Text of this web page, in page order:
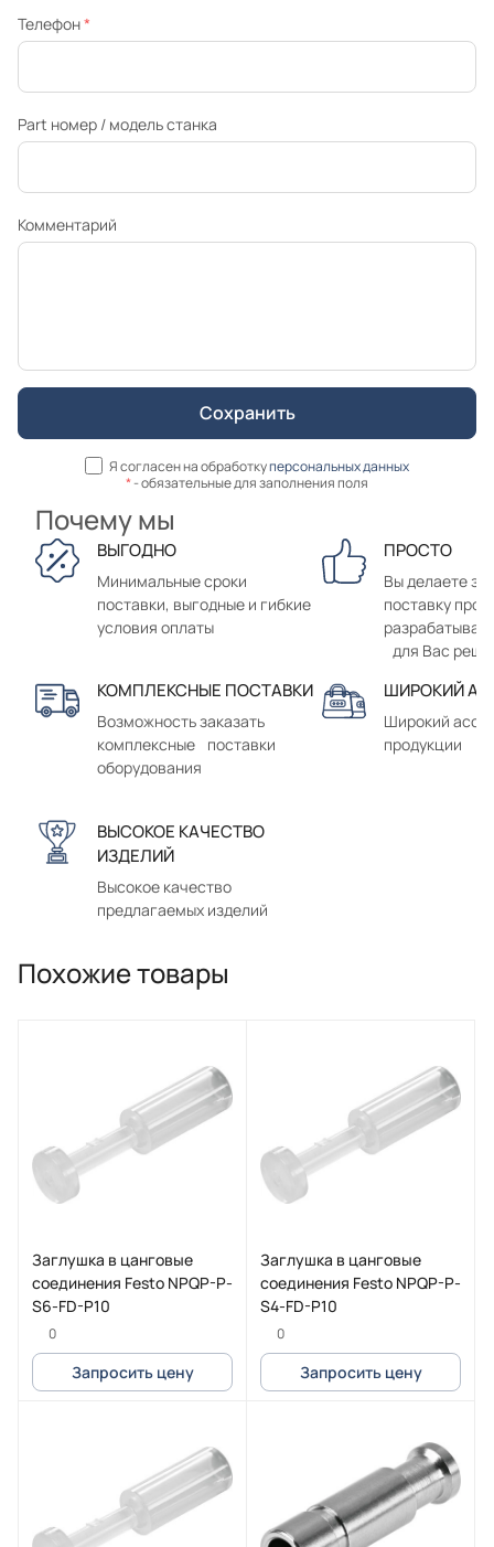
Телефон*
Part номер / модель станка
Комментарий
Я согласен на обработкуперсональных данных
*- обязательные для заполнения поля
Почему мы
ВЫГОДНО
Минимальные сроки
поставки, выгодные и гибкие
условия оплаты
ПРОСТО
Вы делаете
поставку
для Вас
КОМПЛЕКСНЫЕ ПОСТАВКИ
Возможность заказать
комплексные поставки
оборудования
ШИРОКИЙ
Широкий
продукции
ВЫСОКОЕ КАЧЕСТВО
ИЗДЕЛИЙ
Высокое качество
предлагаемых изделий
Похожие товары
Заглушка в цанговые
соединения Festo NPQP-P-
S6-FD-P10
0
Запросить цену
Заглушка в цанговые
соединения Festo NPQP-P-
S4-FD-P10
0
Запросить цену